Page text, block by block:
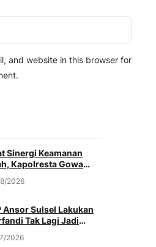
and website in this browser for
Sinergi Keamanan
Kapolresta Gowa
2026
Ansor Sulsel Lakukan
Tak Lagi Jadi
2026